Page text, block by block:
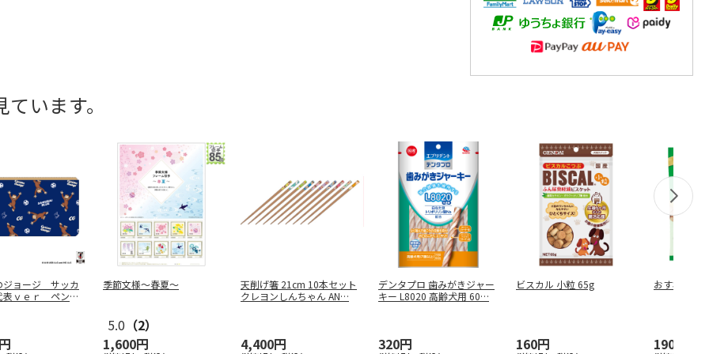
います。
ジョージ サッカ
表ｖｅｒ ペンケ
季節文様～春夏～
5.0 （2）
1,600円
天削げ箸 21cm 10本セット
クレヨンしんちゃん AN…
4,400円
デンタプロ 歯みがきジャー
キー L8020 高齢犬用 60…
320円
ビスカル 小粒 65g
160円
おすわりく
190円